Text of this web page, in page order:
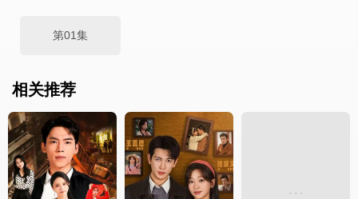
第01集
相关推荐